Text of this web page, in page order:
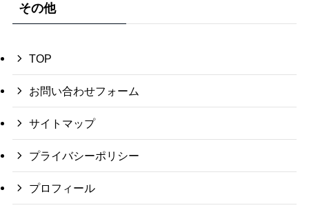
その他
TOP
お問い合わせフォーム
サイトマップ
プライバシーポリシー
プロフィール